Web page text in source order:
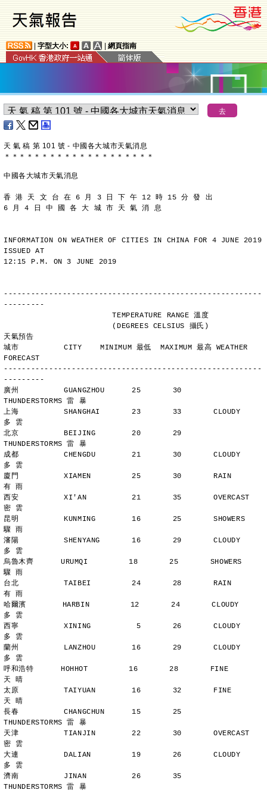
字型大小: 網頁指南
天 氣 稿 第 101 號 - 中國各大城市天氣消息
＊ ＊ ＊ ＊ ＊ ＊ ＊ ＊ ＊ ＊ ＊ ＊ ＊ ＊ ＊ ＊ ＊ ＊ ＊ ＊
中國各大城市天氣消息
香 港 天 文 台 在 6 月 3 日 下 午 12 時 15 分 發 出
6 月 4 日 中 國 各 大 城 市 天 氣 消 息
INFORMATION ON WEATHER OF CITIES IN CHINA FOR 4 JUNE 2019
ISSUED AT
12:15 P.M. ON 3 JUNE 2019
---------------------------------------------------------
---------
                        TEMPERATURE RANGE 溫度
天氣預告
城市          CITY    MINIMUM 最低  MAXIMUM 最高 WEATHER
FORECAST
---------------------------------------------------------
---------
廣州          GUANGZHOU      25       30
THUNDERSTORMS 雷 暴
上海          SHANGHAI       23       33       CLOUDY
多 雲
北京          BEIJING        20       29
THUNDERSTORMS 雷 暴
成都          CHENGDU        21       30       CLOUDY
多 雲
廈門          XIAMEN         25       30       RAIN
有 雨
西安          XI'AN          21       35       OVERCAST
密 雲
昆明          KUNMING        16       25       SHOWERS
驟 雨
瀋陽          SHENYANG       16       29       CLOUDY
多 雲
烏魯木齊      URUMQI         18       25       SHOWERS
驟 雨
台北          TAIBEI         24       28       RAIN
有 雨
哈爾濱        HARBIN         12       24       CLOUDY
多 雲
西寧          XINING          5       26       CLOUDY
多 雲
蘭州          LANZHOU        16       29       CLOUDY
多 雲
呼和浩特      HOHHOT         16       28       FINE
天 晴
太原          TAIYUAN        16       32       FINE
天 晴
長春          CHANGCHUN      15       25
THUNDERSTORMS 雷 暴
天津          TIANJIN        22       30       OVERCAST
密 雲
大連          DALIAN         19       26       CLOUDY
多 雲
濟南          JINAN          26       35
THUNDERSTORMS 雷 暴